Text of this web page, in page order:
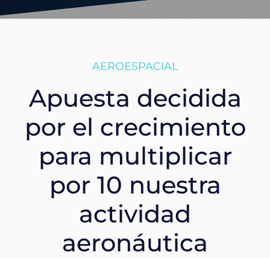
AEROESPACIAL
Apuesta decidida
por el crecimiento
para multiplicar
por 10 nuestra
actividad
aeronáutica